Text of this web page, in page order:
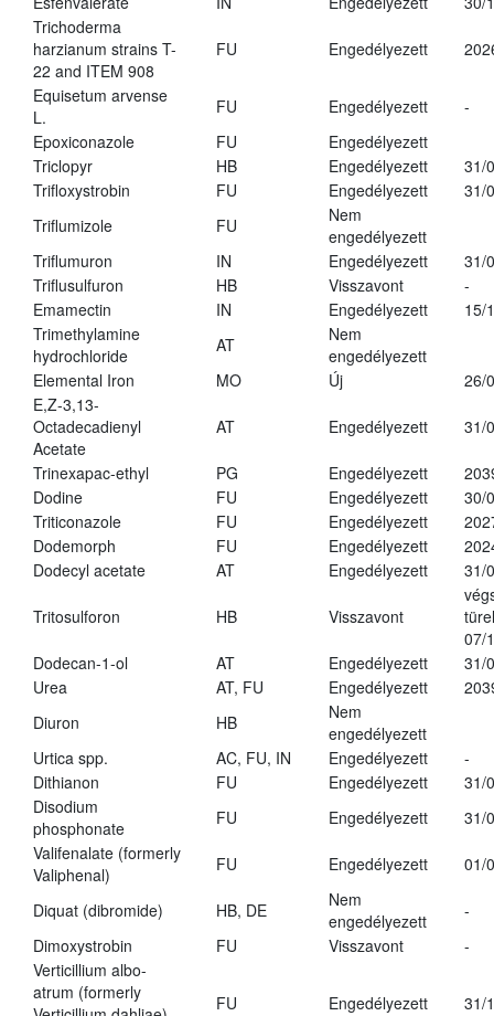
Trichoderma
harzianum strains T-
22 and ITEM 908
FU Engedélyezett
Equisetum arvense
L.
FU Engedélyezett
-
Epoxiconazole
FU
Engedélyezett
Triclopyr
HB Engedélyezett
31/
Trifloxystrobin
FU Engedélyezett
31/
Triflumizole
FU
Nem
engedélyezett
Triflumuron
IN Engedélyezett
31/
Triflusulfuron
HB Visszavont
-
Emamectin
IN Engedélyezett
15/
Trimethylamine
hydrochloride
AT
Nem
engedélyezett
Elemental Iron
MO Új
26/
E,Z-3,13-
Octadecadienyl
Acetate
AT Engedélyezett 31/
Trinexapac-ethyl PG Engedélyezett
Dodine
FU Engedélyezett
30/
Triticonazole
FU Engedélyezett
Dodemorph
FU Engedélyezett
Dodecyl acetate
AT Engedélyezett 31/
Tritosulforon HB Visszavont
07/
Dodecan-1-ol
AT Engedélyezett
31/
Urea
AT, FU Engedélyezett
Diuron
HB
Nem
engedélyezett
Urtica spp.
AC, FU, IN Engedélyezett
-
Dithianon
FU Engedélyezett
31/
Disodium
phosphonate
FU Engedélyezett
31/
Valifenalate (formerly
Valiphenal)
FU Engedélyezett 01/
Diquat (dibromide) HB, DE
Nem
engedélyezett
-
Dimoxystrobin
FU Visszavont
-
Verticillium albo-
atrum (formerly
FU Engedélyezett 31/